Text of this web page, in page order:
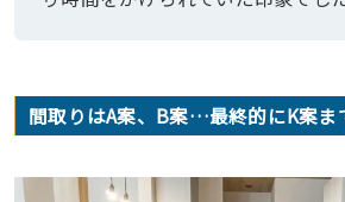
間取りはA案、B案…最終的にK案ま